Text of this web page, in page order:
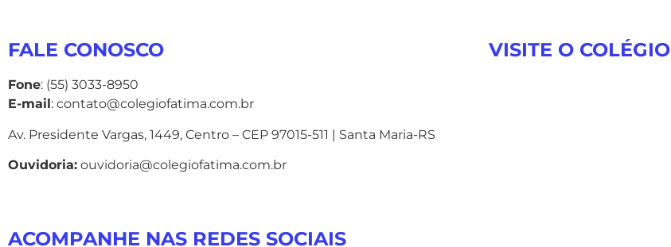
FALE CONOSCO
Fone: (55) 3033-8950
E-mail: contato@colegiofatima.com.br
Av. Presidente Vargas, 1449, Centro – CEP 97015-511 | Santa Maria-RS
Ouvidoria: ouvidoria@colegiofatima.com.br
ACOMPANHE NAS REDES SOCIAIS
VISITE O COLÉGIO